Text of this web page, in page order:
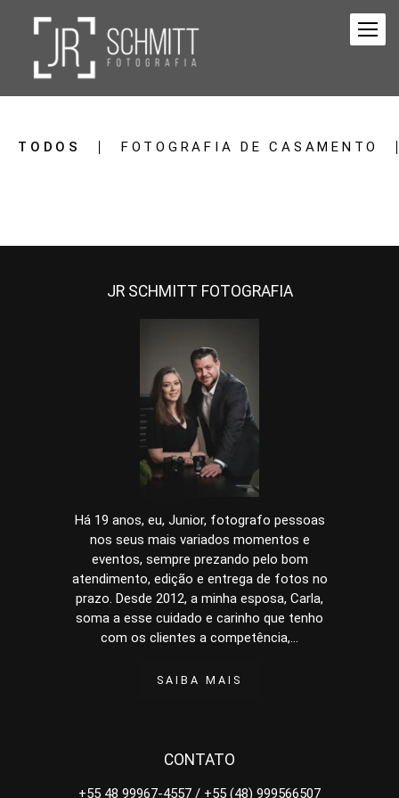
TODOS FOTOGRAFIA DE CASAMENTO
JR SCHMITT FOTOGRAFIA
Há 19 anos, eu, Junior, fotografo pessoas
nos seus mais variados momentos e
eventos, sempre prezando pelo bom
atendimento, edição e entrega de fotos no
prazo. Desde 2012, a minha esposa, Carla,
soma a esse cuidado e carinho que tenho
com os clientes a competência,...
SAIBA MAIS
CONTATO
+55 48 99967-4557 / +55 (48) 999566507